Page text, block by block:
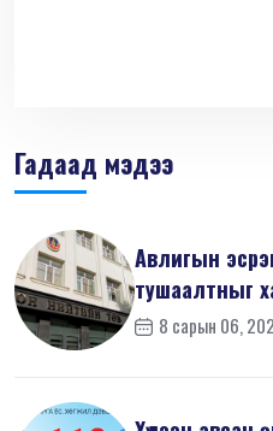
Гадаад мэдээ
Авлигын
тушаалтныг
8 сарын 06,